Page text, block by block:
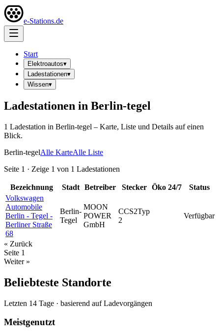
e-Stations.de
Start
Elektroautos▾
Ladestationen▾
Wissen▾
Ladestationen in Berlin-tegel
1 Ladestation in Berlin-tegel – Karte, Liste und Details auf einen
Blick.
Berlin-tegelAlle KarteAlle Liste
Seite 1 · Zeige 1 von 1 Ladestationen
Bezeichnung Stadt Betreiber Stecker Öko 24/7
Status
Volkswagen
Automobile
Berlin - Tegel -
Berliner Straße
68
Berlin-
Tegel
MOON
POWER
GmbH
CCS2Typ
2
Verfügbar
« Zurück
Seite 1
Weiter »
Beliebteste Standorte
Letzten 14 Tage · basierend auf Ladevorgängen
Meistgenutzt